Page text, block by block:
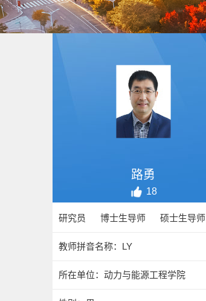
路勇
18
研究员 博士生导师 硕士生导师
教师拼音名称：LY
所在单位：动力与能源工程学院